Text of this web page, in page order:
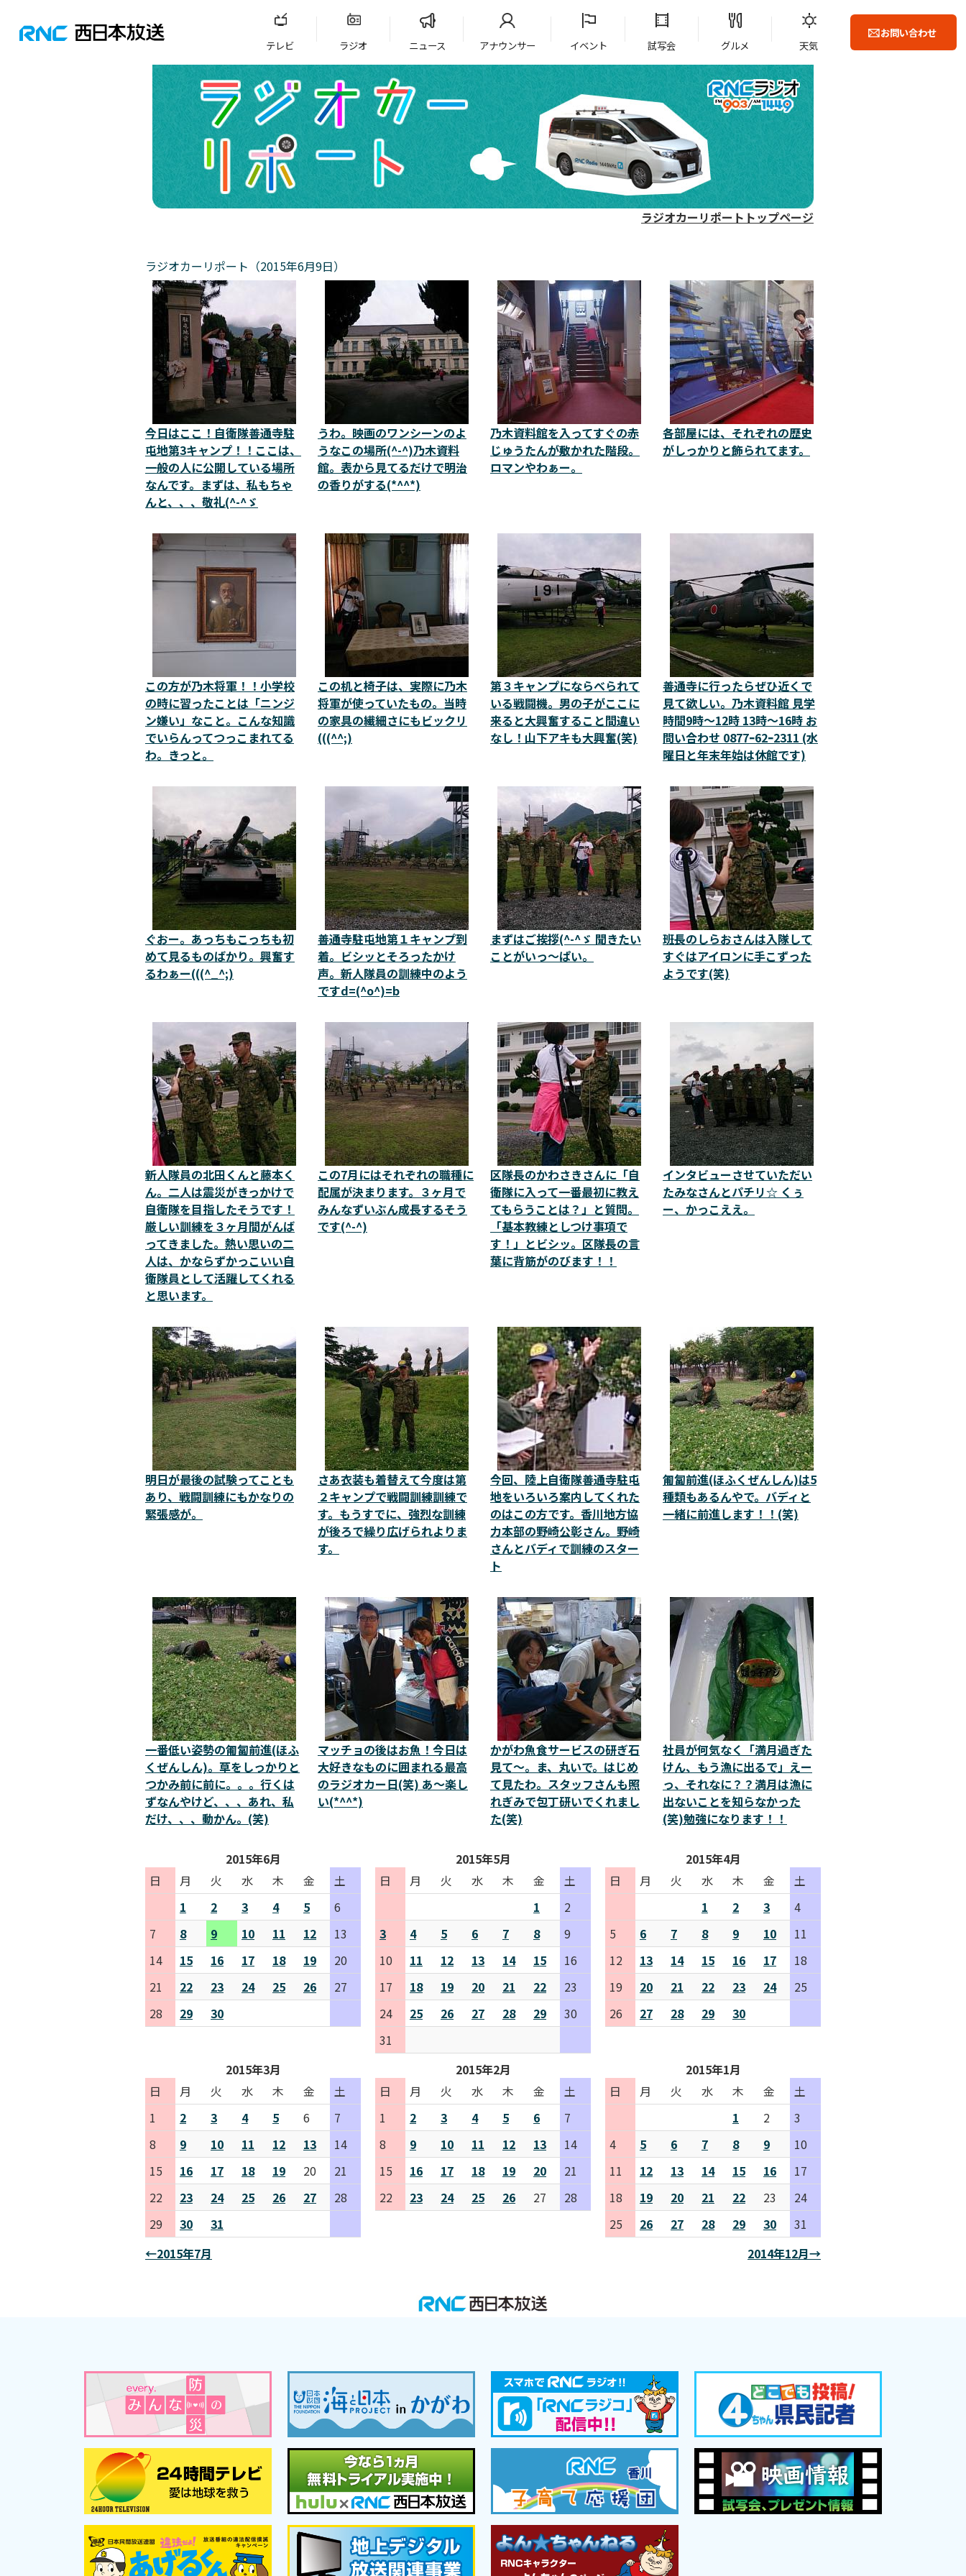
テレビ ラジオ ニュース アナウンサー イベント 試写会 グルメ 天気
お問い合わせ
ラジオカーリポートトップページ
ラジオカーリポート（2015年6月9日）
今日はここ！自衛隊善通寺駐
屯地第3キャンプ！！ここは、
一般の人に公開している場所
なんです。まずは、私もちゃ
んと、、、敬礼(^-^ゞ
うわ。映画のワンシーンのよ
うなこの場所(^-^)乃木資料
館。表から見てるだけで明治
の香りがする(*^^*)
乃木資料館を入ってすぐの赤
じゅうたんが敷かれた階段。
ロマンやわぁー。
各部屋には、それぞれの歴史
がしっかりと飾られてます。
この方が乃木将軍！！小学校
の時に習ったことは「ニンジ
ン嫌い」なこと。こんな知識
でいらんってつっこまれてる
わ。きっと。
この机と椅子は、実際に乃木
将軍が使っていたもの。当時
の家具の繊細さにもビックリ
(((^^;)
第３キャンプにならべられて
いる戦闘機。男の子がここに
来ると大興奮すること間違い
なし！山下アキも大興奮(笑)
善通寺に行ったらぜひ近くで
見て欲しい。乃木資料館 見学
時間9時～12時 13時～16時 お
問い合わせ 0877ｰ62ｰ2311 (水
曜日と年末年始は休館です)
ぐおー。あっちもこっちも初
めて見るものばかり。興奮す
るわぁー(((^_^;)
善通寺駐屯地第１キャンプ到
着。ビシッとそろったかけ
声。新人隊員の訓練中のよう
ですd=(^o^)=b
まずはご挨拶(^-^ゞ 聞きたい
ことがいっ～ぱい。
班長のしらおさんは入隊して
すぐはアイロンに手こずった
ようです(笑)
新人隊員の北田くんと藤本く
ん。二人は震災がきっかけで
自衛隊を目指したそうです！
厳しい訓練を３ヶ月間がんば
ってきました。熱い思いの二
人は、かならずかっこいい自
衛隊員として活躍してくれる
と思います。
この7月にはそれぞれの職種に
配属が決まります。３ヶ月で
みんなずいぶん成長するそう
です(^-^)
区隊長のかわさきさんに「自
衛隊に入って一番最初に教え
てもらうことは？」と質問。
「基本教練としつけ事項で
す！」とビシッ。区隊長の言
葉に背筋がのびます！！
インタビューさせていただい
たみなさんとパチリ☆ くぅ
ー、かっこええ。
明日が最後の試験ってことも
あり、戦闘訓練にもかなりの
緊張感が。
さあ衣装も着替えて今度は第
２キャンプで戦闘訓練訓練で
す。もうすでに、強烈な訓練
が後ろで繰り広げられよりま
す。
今回、陸上自衛隊善通寺駐屯
地をいろいろ案内してくれた
のはこの方です。香川地方協
力本部の野崎公彰さん。野崎
さんとバディで訓練のスター
ト
匍匐前進(ほふくぜんしん)は5
種類もあるんやで。バディと
一緒に前進します！！(笑)
一番低い姿勢の匍匐前進(ほふ
くぜんしん)。草をしっかりと
つかみ前に前に。。。行くは
ずなんやけど、、、あれ、私
だけ、、、動かん。(笑)
マッチョの後はお魚！今日は
大好きなものに囲まれる最高
のラジオカー日(笑) あ～楽し
い(*^^*)
かがわ魚食サービスの研ぎ石
見て～。ま、丸いで。はじめ
て見たわ。スタッフさんも照
れぎみで包丁研いでくれまし
た(笑)
社員が何気なく「満月過ぎた
けん、もう漁に出るで」えー
っ、それなに？？満月は漁に
出ないことを知らなかった
(笑)勉強になります！！
2015年6月
日
月 火 水 木 金
土
1
2 3 4 5
6
7
8 9 10 11 12
13
14
15 16 17 18 19
20
21
22 23 24 25 26
27
28
29 30
2015年5月
日
月 火 水 木 金
土
1
2
3
4 5 6 7 8
9
10
11 12 13 14 15
16
17
18 19 20 21 22
23
24
25 26 27 28 29
30
31
2015年4月
日
月 火 水 木 金
土
1
2 3
4
5
6 7 8 9 10
11
12
13 14 15 16 17
18
19
20 21 22 23 24
25
26
27 28 29 30
2015年3月
日
月 火 水 木 金
土
1
2 3 4 5 6
7
8
9 10 11 12 13
14
15
16 17 18 19 20
21
22
23 24 25 26 27
28
29
30 31
2015年2月
日
月 火 水 木 金
土
1
2 3 4 5 6
7
8
9 10 11 12 13
14
15
16 17 18 19 20
21
22
23 24 25 26 27 28
2015年1月
日
月 火 水 木 金
土
1
2
3
4
5 6 7 8 9
10
11
12 13 14 15 16
17
18
19 20 21 22 23
24
25
26 27 28 29 30
31
←2015年7月
2014年12月→